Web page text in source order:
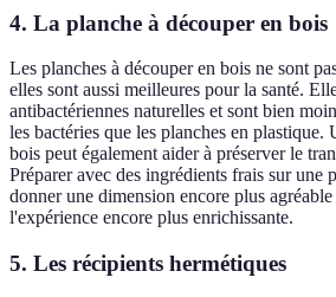
4. La planche à découper en bois
Les planches à découper en bois ne sont
elles sont aussi meilleures pour la santé.
antibactériennes naturelles et sont bien
les bactéries que les planches en plastique.
bois peut également aider à préserver le
Préparer avec des ingrédients frais sur une
donner une dimension encore plus
l'expérience encore plus enrichissante.
5. Les récipients hermétiques